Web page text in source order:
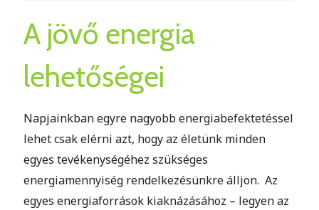
A jövő energia
lehetőségei
Napjainkban egyre nagyobb energiabefektetéssel
lehet csak elérni azt, hogy az életünk minden
egyes tevékenységéhez szükséges
energiamennyiség rendelkezésünkre álljon. Az
egyes energiaforrások kiaknázásához – legyen az